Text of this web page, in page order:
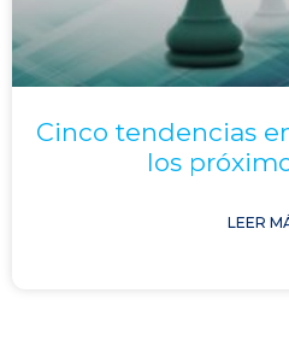
Cinco tendencias
los
LEER